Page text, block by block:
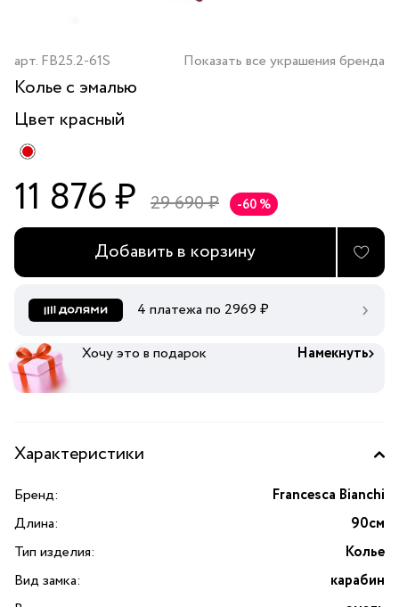
арт. FB25.2-61S Показать все украшения бренда
Колье с эмалью
Цвет красный
11 876 ₽ 29 690 ₽ -60 %
Добавить в корзину
4 платежа по 2969 ₽
Хочу это в подарок Намекнуть
Характеристики
Бренд:
Francesca Bianchi
Длина:
90см
Тип изделия:
Колье
Вид замка:
карабин